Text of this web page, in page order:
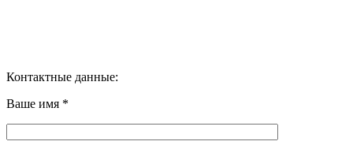
Контактные данные:
Ваше имя *